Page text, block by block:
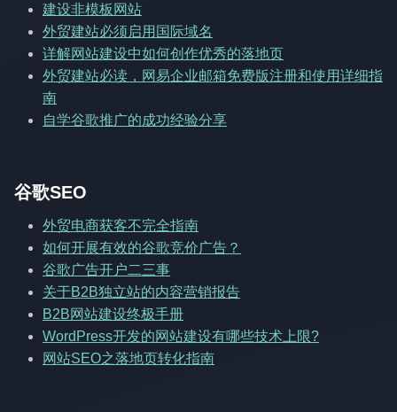
建设非模板网站
外贸建站必须启用国际域名
详解网站建设中如何创作优秀的落地页
外贸建站必读，网易企业邮箱免费版注册和使用详细指
南
自学谷歌推广的成功经验分享
谷歌SEO
外贸电商获客不完全指南
如何开展有效的谷歌竞价广告？
谷歌广告开户二三事
关于B2B独立站的内容营销报告
B2B网站建设终极手册
WordPress开发的网站建设有哪些技术上限?
网站SEO之落地页转化指南